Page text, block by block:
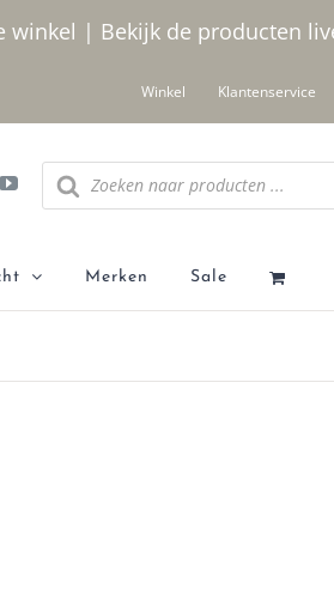
winkel | Bekijk de producten
Winkel Klantenservice
Producten zoeken
Merken Sale